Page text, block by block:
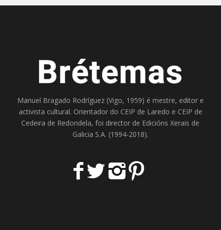
Manuel Bragado Rodríguez (Vigo, 1959) é mestre, editor e
activista cultural. Orientador do CEIP de Laredo e CEIP de
Cedeira de Redondela, foi director de Edicións Xerais de
Galicia S.A. (1994-2018).